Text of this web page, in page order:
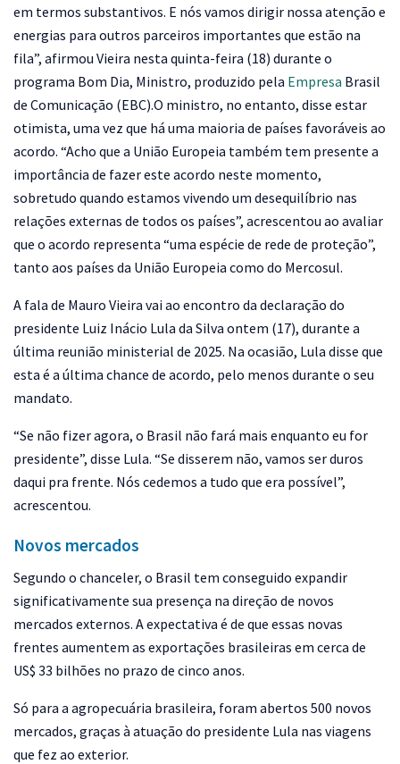
em termos substantivos. E nós vamos dirigir nossa atenção e
energias para outros parceiros importantes que estão na
fila”, afirmou Vieira nesta quinta-feira (18) durante o
programa Bom Dia, Ministro, produzido pela Empresa Brasil
de Comunicação (EBC).O ministro, no entanto, disse estar
otimista, uma vez que há uma maioria de países favoráveis ao
acordo. “Acho que a União Europeia também tem presente a
importância de fazer este acordo neste momento,
sobretudo quando estamos vivendo um desequilíbrio nas
relações externas de todos os países”, acrescentou ao avaliar
que o acordo representa “uma espécie de rede de proteção”,
tanto aos países da União Europeia como do Mercosul.
A fala de Mauro Vieira vai ao encontro da declaração do
presidente Luiz Inácio Lula da Silva ontem (17), durante a
última reunião ministerial de 2025. Na ocasião, Lula disse que
esta é a última chance de acordo, pelo menos durante o seu
mandato.
“Se não fizer agora, o Brasil não fará mais enquanto eu for
presidente”, disse Lula. “Se disserem não, vamos ser duros
daqui pra frente. Nós cedemos a tudo que era possível”,
acrescentou.
Novos mercados
Segundo o chanceler, o Brasil tem conseguido expandir
significativamente sua presença na direção de novos
mercados externos. A expectativa é de que essas novas
frentes aumentem as exportações brasileiras em cerca de
US$ 33 bilhões no prazo de cinco anos.
Só para a agropecuária brasileira, foram abertos 500 novos
mercados, graças à atuação do presidente Lula nas viagens
que fez ao exterior.